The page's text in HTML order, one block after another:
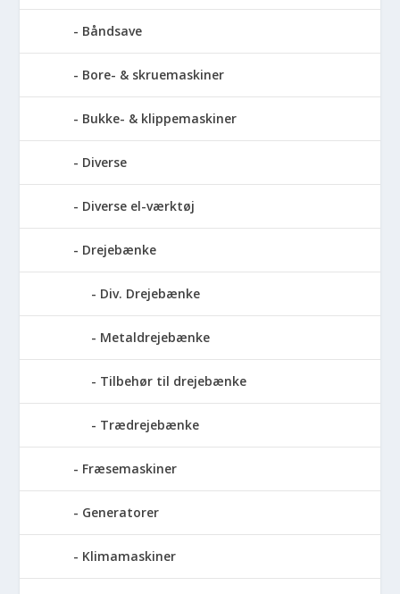
Båndsave
Bore- & skruemaskiner
Bukke- & klippemaskiner
Diverse
Diverse el-værktøj
Drejebænke
Div. Drejebænke
Metaldrejebænke
Tilbehør til drejebænke
Trædrejebænke
Fræsemaskiner
Generatorer
Klimamaskiner